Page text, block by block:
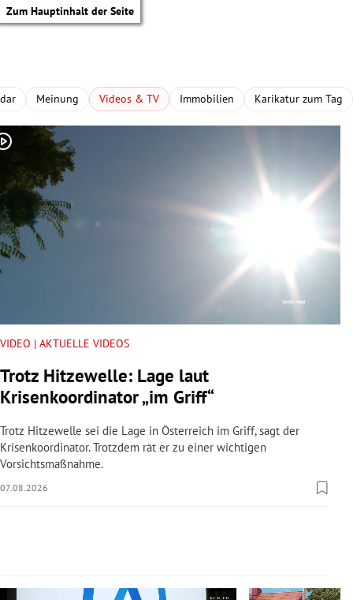
Zum Hauptinhalt der Seite
Untermenü
Untermenü
Untermenü
Untermenü
Meinung Videos & TV Immobilien Karikatur zum Tag
VIDEO | AKTUELLE VIDEOS
Trotz Hitzewelle: Lage laut
Krisenkoordinator „im Griff“
Trotz Hitzewelle sei die Lage in Österreich im Griff, sagt der
Krisenkoordinator. Trotzdem rät er zu einer wichtigen
Vorsichtsmaßnahme.
07.08.2026